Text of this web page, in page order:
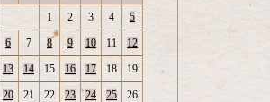
1 2 3 4 5
6 7 8 9 10 11 12
13 14 15 16 17 18 19
20 21 22 23 24 25 26